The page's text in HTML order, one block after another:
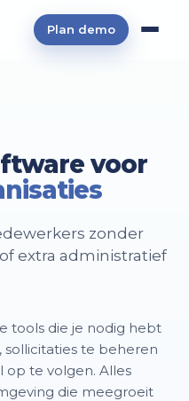
Plan demo
voor
zonder
extra administratief
tools die je nodig hebt
te beheren
op te volgen. Alles
die meegroeit